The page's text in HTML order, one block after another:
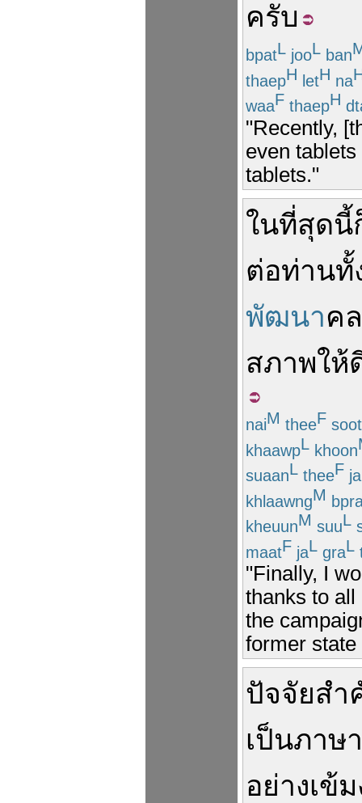
ครับ
bpatL jooL ban
thaepH letH na
waaF thaepH
"Recently,
even
tablets."
ในที่สุดนี้
ต่อท่านทั้
พัฒนาค
สภาพให้
naiM theeF soot
khaawpL khoon
suaanL theeF ja
khlaawngM
kheuunM suuL
maatF jaL graL
"Finally, I
thanks to all
the
former state
ปัจจัยส
เป็นภาษา
อย่างเข้